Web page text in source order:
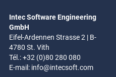
Intec Software Engineering
GmbH
Eifel-Ardennen Strasse 2 | B-
4780 St. Vith
Tél.: +32 (0)80 280 080
E-mail: info@intecsoft.com